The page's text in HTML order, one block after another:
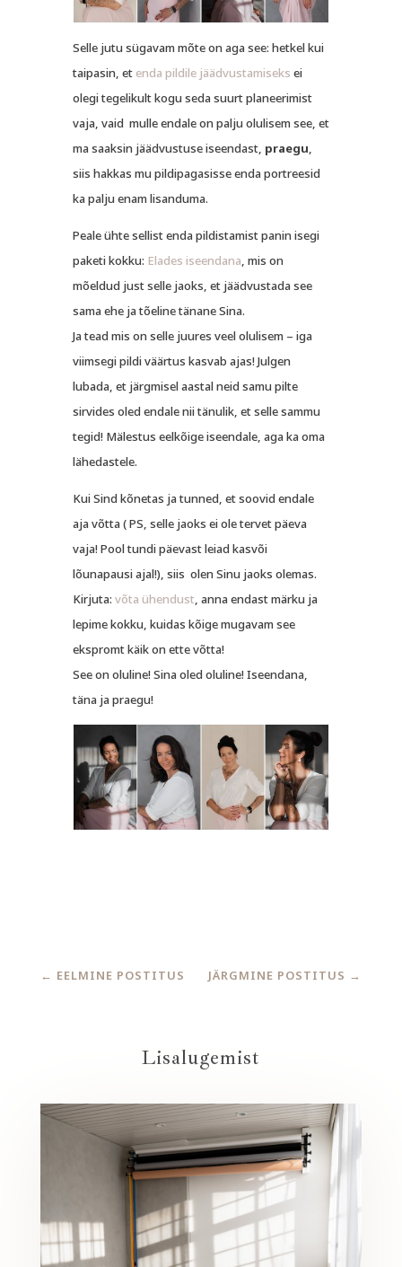
Selle jutu sügavam mõte on aga see: hetkel kui
taipasin, et enda pildile jäädvustamiseks ei
olegi tegelikult kogu seda suurt planeerimist
vaja, vaid mulle endale on palju olulisem see, et
ma saaksin jäädvustuse iseendast, praegu,
siis hakkas mu pildipagasisse enda portreesid
ka palju enam lisanduma.
Peale ühte sellist enda pildistamist panin isegi
paketi kokku: Elades iseendana, mis on
mõeldud just selle jaoks, et jäädvustada see
sama ehe ja tõeline tänane Sina.
Ja tead mis on selle juures veel olulisem – iga
viimsegi pildi väärtus kasvab ajas! Julgen
lubada, et järgmisel aastal neid samu pilte
sirvides oled endale nii tänulik, et selle sammu
tegid! Mälestus eelkõige iseendale, aga ka oma
lähedastele.
Kui Sind kõnetas ja tunned, et soovid endale
aja võtta ( PS, selle jaoks ei ole tervet päeva
vaja! Pool tundi päevast leiad kasvõi
lõunapausi ajal!), siis olen Sinu jaoks olemas.
Kirjuta: võta ühendust, anna endast märku ja
lepime kokku, kuidas kõige mugavam see
ekspromt käik on ette võtta!
See on oluline! Sina oled oluline! Iseendana,
täna ja praegu!
← EELMINE POSTITUS JÄRGMINE POSTITUS →
Lisalugemist